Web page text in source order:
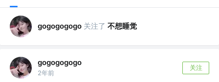
gogogogogo 关注了 不想睡觉
gogogogogo
2年前
关注